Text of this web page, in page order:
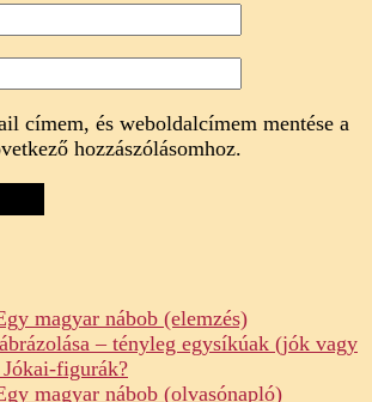
címem, és weboldalcímem mentése a
hozzászólásomhoz.
magyar nábob (elemzés)
– tényleg egysíkúak (jók vagy
Jókai-figurák?
magyar nábob (olvasónapló)